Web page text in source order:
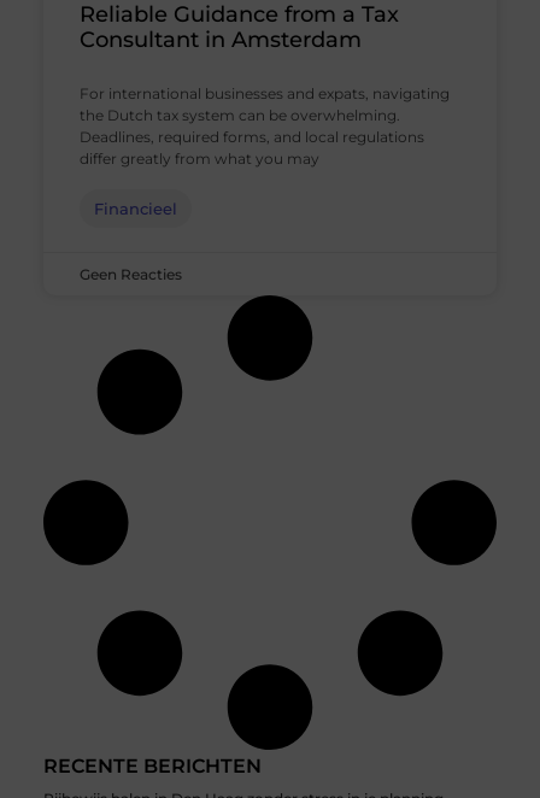
RECENTE BERICHTEN
Reliable Guidance from a Tax
Consultant in Amsterdam
For international businesses and expats, navigating
the Dutch tax system can be overwhelming.
Deadlines, required forms, and local regulations
differ greatly from what you may
Financieel
Geen Reacties